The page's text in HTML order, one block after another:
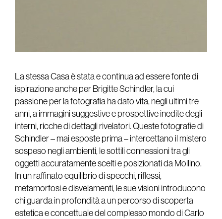
La stessa Casa è stata e continua ad essere fonte di
ispirazione anche per Brigitte Schindler, la cui
passione per la fotografia ha dato vita, negli ultimi tre
anni, a immagini suggestive e prospettive inedite degli
interni, ricche di dettagli rivelatori. Queste fotografie di
Schindler – mai esposte prima – intercettano il mistero
sospeso negli ambienti, le sottili connessioni tra gli
oggetti accuratamente scelti e posizionati da Mollino.
In un raffinato equilibrio di specchi, riflessi,
metamorfosi e disvelamenti, le sue visioni introducono
chi guarda in profondità a un percorso di scoperta
estetica e concettuale del complesso mondo di Carlo